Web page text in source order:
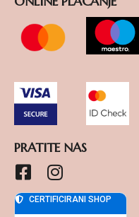
PRATITE NAS